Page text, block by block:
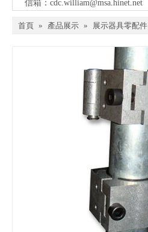
信箱： cdc.william@msa.hinet.net
首頁 » 產品展示 » 展示器具零配件